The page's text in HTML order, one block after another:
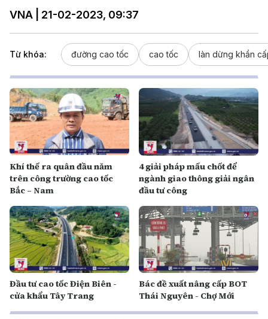
VNA | 21-02-2023, 09:37
Từ khóa: đường cao tốc cao tốc làn dừng khẩn
Khí thế ra quân đầu năm
trên công trường cao tốc
Bắc – Nam
4 giải pháp mấu chốt để
ngành giao thông giải ngân
đầu tư công
Đầu tư cao tốc Điện Biên -
cửa khẩu Tây Trang
Bác đề xuất nâng cấp BOT
Thái Nguyên - Chợ Mới